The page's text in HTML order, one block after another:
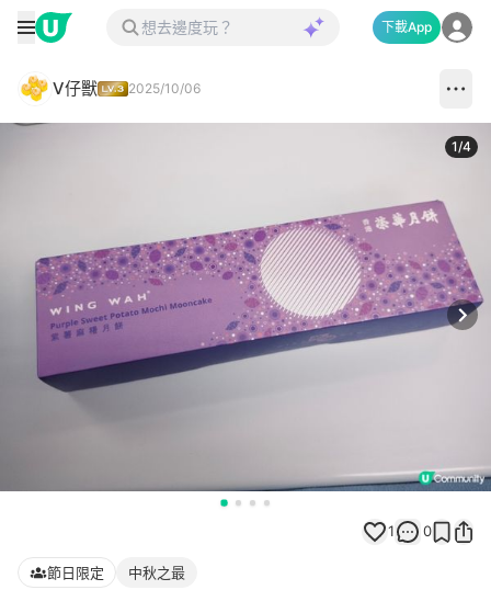
下載App
V仔獸 2025/10/06
1/4
1 0
節日限定 中秋之最